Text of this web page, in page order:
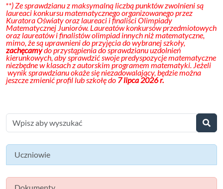
**) Ze sprawdzianu z maksymalną liczbą punktów zwolnieni są
laureaci konkursu matematycznego organizowanego przez
Kuratora Oświaty oraz laureaci i finaliści Olimpiady
Matematycznej Juniorów. Laureatów konkursów przedmiotowych
oraz laureatów i finalistów olimpiad innych niż matematyczne,
mimo, że są uprawnieni do przyjęcia do wybranej szkoły,
zachęcamydo przystąpienia do sprawdzianu uzdolnień
kierunkowych, aby sprawdzić swoje predyspozycje matematyczne
niezbędne w klasach z autorskim programem matematyki. Jeżeli
wynik sprawdzianu okaże się niezadowalający, będzie można
jeszcze zmienić profil lub szkołę do 7 lipca 2026 r.
Uczniowie